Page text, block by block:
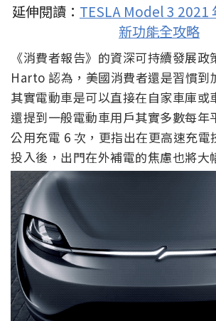
延伸閱讀： TESLA Model 3 2021
新功能全攻略
《消費者報告》的資深可持續發展
Harto 認為，美國消費者還是習慣到
其實電動車是可以直接在自家車庫或
還提到一般電動車用戶其實多數每年
公用充電 6 次，更指出在更高速充電
投入後，出門在外補電的焦慮也將大